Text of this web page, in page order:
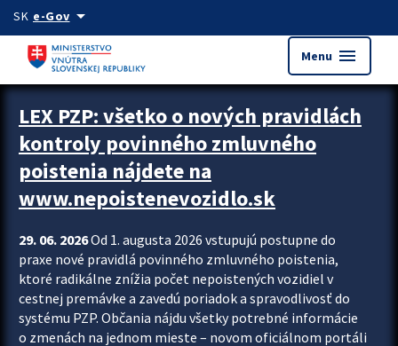
Preskocit na hlavný obsah
SK e-Govarrow_drop_down
Menu menu
Zastavit automatický posun upútavok
LEX PZP: všetko o nových pravidlách
kontroly povinného zmluvného
poistenia nájdete na
www.nepoistenevozidlo.sk
29. 06. 2026Od 1. augusta 2026 vstupujú postupne do
praxe nové pravidlá povinného zmluvného poistenia,
ktoré radikálne znížia počet nepoistených vozidiel v
cestnej premávke a zavedú poriadok a spravodlivosť do
systému PZP. Občania nájdu všetky potrebné informácie
o zmenách na jednom mieste – novom oficiálnom portáli